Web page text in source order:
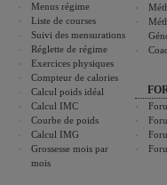
Menus régime
Liste de courses
Suivi des mensurations
Réglette de régime
Exercices physiques
Compteur de calories
Calcul poids idéal
Calcul IMC
Courbe de poids
Calcul IMG
Grossesse mois par
mois